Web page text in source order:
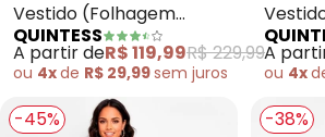
Vestido (Folhagem
Barrada) em Malha Fria
QUINTESS
A partir deR$ 119,99R$ 229,99
ou 4xde R$ 29,99sem juros
com
A
ou 4x
-45% -38%